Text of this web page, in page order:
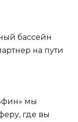
бассейн
на пути
мы
где вы